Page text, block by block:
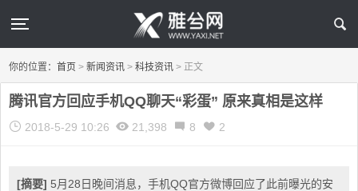
你的位置：首页 > 新闻资讯 > 科技资讯 > 正文
腾讯官方回应手机QQ聊天“彩蛋” 原来真相是这样
2018-5-29 10:26 21,398 8 2
[摘要] 5月28日晚间消息，手机QQ官方微博回应了此前曝光的安